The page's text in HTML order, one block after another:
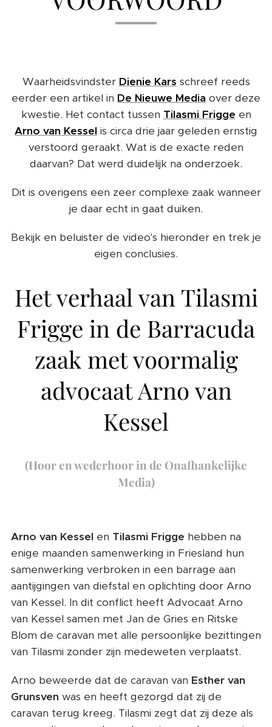
Waarheidsvindster Dienie Kars schreef reeds
eerder een artikel in De Nieuwe Media over deze
kwestie. Het contact tussen Tilasmi Frigge en
Arno van Kessel is circa drie jaar geleden ernstig
verstoord geraakt. Wat is de exacte reden
daarvan? Dat werd duidelijk na onderzoek.
Dit is overigens een zeer complexe zaak wanneer
je daar echt in gaat duiken.
Bekijk en beluister de video's hieronder en trek je
eigen conclusies.
Het verhaal van Tilasmi
Frigge in de Barracuda
zaak met voormalig
advocaat Arno van
Kessel
(Hoor en wederhoor in de Onafhankelijke
Media)
Arno van Kessel en Tilasmi Frigge hebben na
enige maanden samenwerking in Friesland hun
samenwerking verbroken in een barrage aan
aantijgingen van diefstal en oplichting door Arno
van Kessel. In dit conflict heeft Advocaat Arno
van Kessel samen met Jan de Gries en Ritske
Blom de caravan met alle persoonlijke bezittingen
van Tilasmi zonder zijn medeweten verplaatst.
Arno beweerde dat de caravan van Esther van
Grunsven was en heeft gezorgd dat zij de
caravan terug kreeg. Tilasmi zegt dat zij deze als